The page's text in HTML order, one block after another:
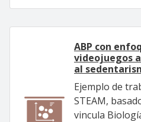
ABP con
videojuegos
al
Ejemplo de
STEAM,
vincula